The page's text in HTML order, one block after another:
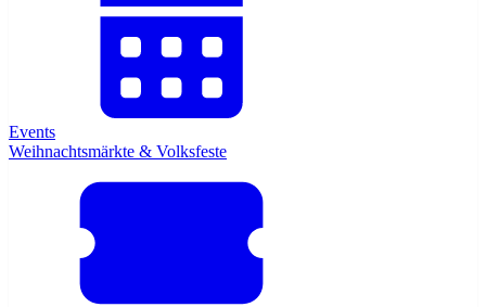
Events
Weihnachtsmärkte & Volksfeste